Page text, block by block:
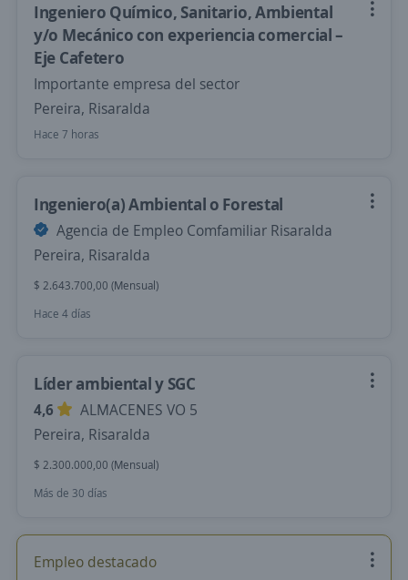
Ingeniero Químico, Sanitario, Ambiental
y/o Mecánico con experiencia comercial –
Eje Cafetero
Importante empresa del sector
Pereira, Risaralda
Hace 7 horas
Ingeniero(a) Ambiental o Forestal
Agencia de Empleo Comfamiliar Risaralda
Pereira, Risaralda
$ 2.643.700,00 (Mensual)
Hace 4 días
Líder ambiental y SGC
4,6
ALMACENES VO 5
Pereira, Risaralda
$ 2.300.000,00 (Mensual)
Más de 30 días
Empleo destacado